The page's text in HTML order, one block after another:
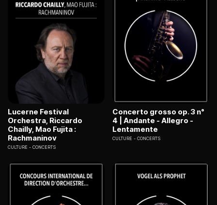
Lucerne Festival
Orchestra, Riccardo
Chailly, Mao Fujita :
Rachmaninov
CULTURE CONCERTS
Concerto grosso op. 3 n°
4 | Andante - Allegro -
Lentamente
CULTURE CONCERTS